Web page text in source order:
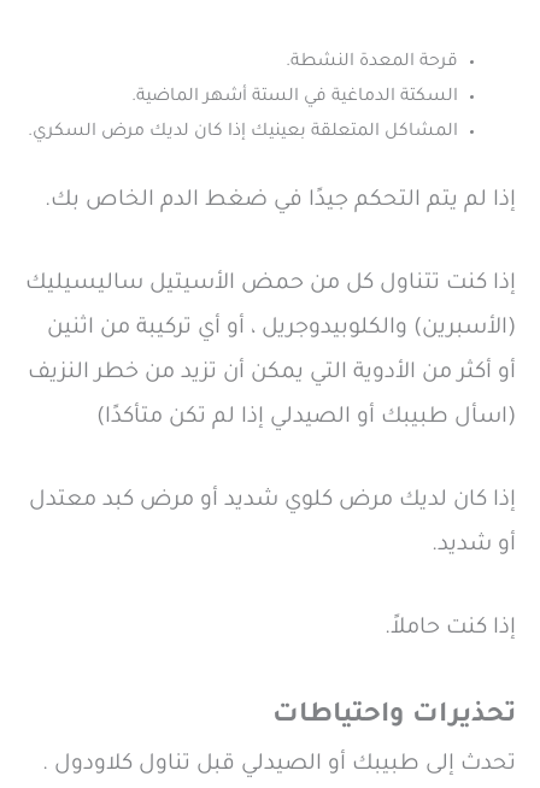
قرحة المعدة النشطة.
السكتة الدماغية في الستة أشهر الماضية.
المشاكل المتعلقة بعينيك إذا كان لديك مرض السكري.
إذا لم يتم التحكم جيدًا في ضغط الدم الخاص بك.
إذا كنت تتناول كل من حمض الأسيتيل ساليسيليك
(الأسبرين) والكلوبيدوجريل ، أو أي تركيبة من اثنين
أو أكثر من الأدوية التي يمكن أن تزيد من خطر النزيف
(اسأل طبيبك أو الصيدلي إذا لم تكن متأكدًا)
إذا كان لديك مرض كلوي شديد أو مرض كبد معتدل
أو شديد.
إذا كنت حاملاً.
تحذيرات واحتياطات
تحدث إلى طبيبك أو الصيدلي قبل تناول كلاودول .